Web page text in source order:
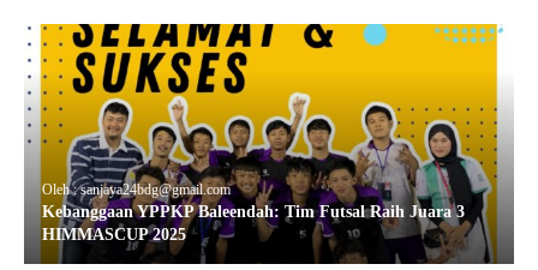
Oleh : sanjaya24bdg@gmail.com
Kebanggaan YPPKP Baleendah: Tim Futsal Raih Juara 3
HIMMASCUP 2025